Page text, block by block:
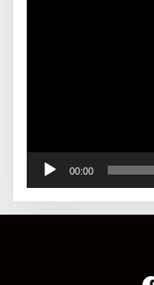
00:00